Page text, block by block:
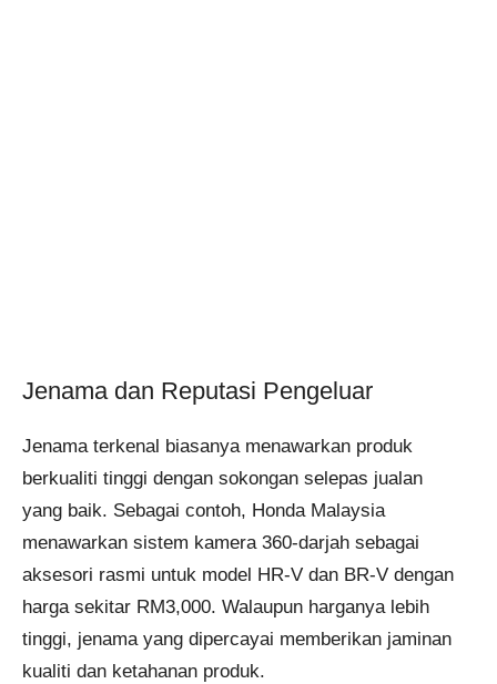
Jenama dan Reputasi Pengeluar
Jenama terkenal biasanya menawarkan produk
berkualiti tinggi dengan sokongan selepas jualan
yang baik. Sebagai contoh, Honda Malaysia
menawarkan sistem kamera 360-darjah sebagai
aksesori rasmi untuk model HR-V dan BR-V dengan
harga sekitar RM3,000. Walaupun harganya lebih
tinggi, jenama yang dipercayai memberikan jaminan
kualiti dan ketahanan produk.